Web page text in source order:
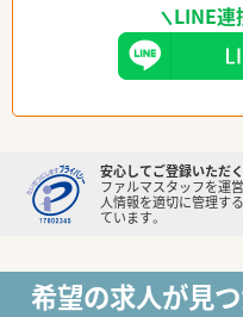
LINE連
安心してご登録いただ
ファルマスタッフを運
人情報を適切に管理す
ています。
希望の求人が見